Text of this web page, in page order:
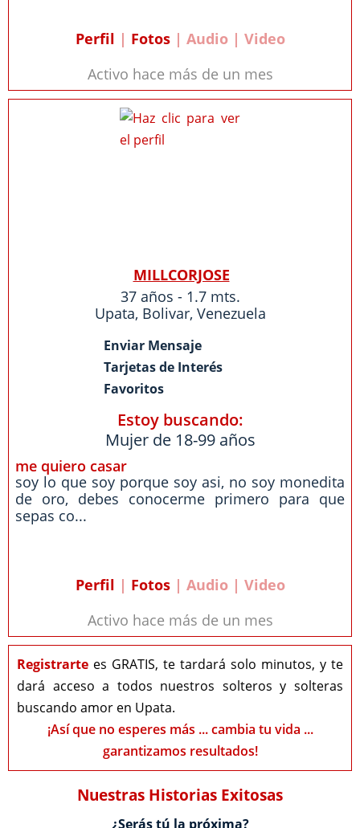
Perfil | Fotos| Audio | Video
Activo hace más de un mes
MILLCORJOSE
37 años - 1.7 mts.
Upata, Bolivar, Venezuela
Enviar Mensaje
Tarjetas de Interés
Favoritos
Estoy buscando:
Mujer de 18-99 años
me quiero casar
soy lo que soy porque soy asi, no soy monedita
de oro, debes conocerme primero para que
sepas co...
Perfil | Fotos| Audio | Video
Activo hace más de un mes
Registrarte es GRATIS, te tardará solo minutos, y te
dará acceso a todos nuestros solteros y solteras
buscando amor en Upata.
¡Así que no esperes más ... cambia tu vida ...
garantizamos resultados!
Nuestras Historias Exitosas
¿Serás tú la próxima?